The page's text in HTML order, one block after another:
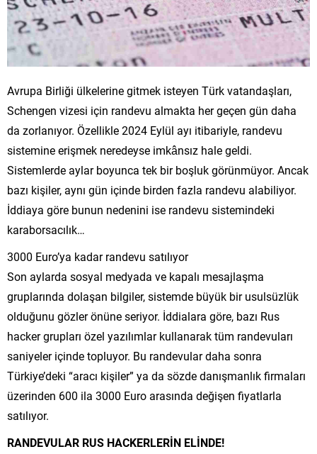
Avrupa Birliği ülkelerine gitmek isteyen Türk vatandaşları,
Schengen vizesi için randevu almakta her geçen gün daha
da zorlanıyor. Özellikle 2024 Eylül ayı itibariyle, randevu
sistemine erişmek neredeyse imkânsız hale geldi.
Sistemlerde aylar boyunca tek bir boşluk görünmüyor. Ancak
bazı kişiler, aynı gün içinde birden fazla randevu alabiliyor.
İddiaya göre bunun nedenini ise randevu sistemindeki
karaborsacılık…
3000 Euro’ya kadar randevu satılıyor
Son aylarda sosyal medyada ve kapalı mesajlaşma
gruplarında dolaşan bilgiler, sistemde büyük bir usulsüzlük
olduğunu gözler önüne seriyor. İddialara göre, bazı Rus
hacker grupları özel yazılımlar kullanarak tüm randevuları
saniyeler içinde topluyor. Bu randevular daha sonra
Türkiye’deki “aracı kişiler” ya da sözde danışmanlık firmaları
üzerinden 600 ila 3000 Euro arasında değişen fiyatlarla
satılıyor.
RANDEVULAR RUS HACKERLERİN ELİNDE!